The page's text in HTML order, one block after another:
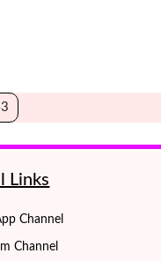
Links
Channel
Channel